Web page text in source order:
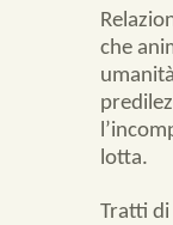
che
lotta.
Tratti